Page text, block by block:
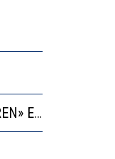
2’529 UNTERSCHRIFTEN FÜR «KEINE DIGITALEN GERÄTE IN DEN ERSTEN VIER PRIMARSCHULJAHREN» EINGEREICHT